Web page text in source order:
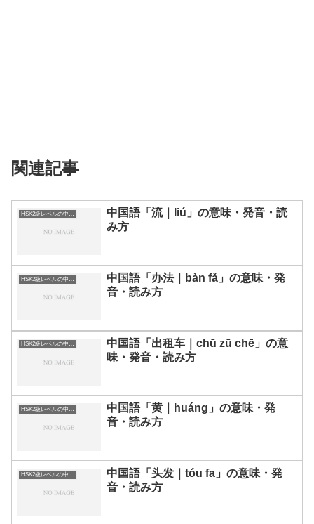
関連記事
中国語「流｜liú」の意味・発音・読
み方
中国語「办法｜bàn fǎ」の意味・発
音・読み方
HSK2級レベルの中国語
中国語「出租车｜chū zū chē」の意
味・発音・読み方
HSK2級レベルの中国語
中国語「黄｜huáng」の意味・発
音・読み方
HSK2級レベルの中国語
中国語「头发｜tóu fa」の意味・発
音・読み方